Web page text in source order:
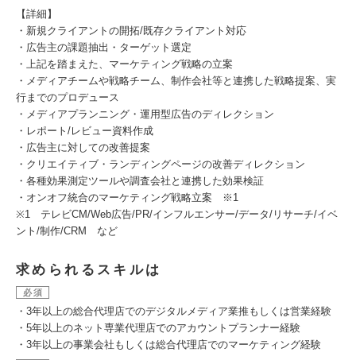
【詳細】
・新規クライアントの開拓/既存クライアント対応
・広告主の課題抽出・ターゲット選定
・上記を踏まえた、マーケティング戦略の立案
・メディアチームや戦略チーム、制作会社等と連携した戦略提案、実
行までのプロデュース
・メディアプランニング・運用型広告のディレクション
・レポート/レビュー資料作成
・広告主に対しての改善提案
・クリエイティブ・ランディングページの改善ディレクション
・各種効果測定ツールや調査会社と連携した効果検証
・オンオフ統合のマーケティング戦略立案 ※1
※1 テレビCM/Web広告/PR/インフルエンサー/データ/リサーチ/イベ
ント/制作/CRM など
求められるスキルは
必須
・3年以上の総合代理店でのデジタルメディア業推もしくは営業経験
・5年以上のネット専業代理店でのアカウントプランナー経験
・3年以上の事業会社もしくは総合代理店でのマーケティング経験